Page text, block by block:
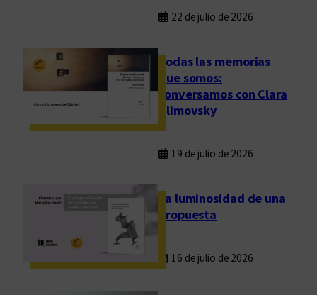
22 de julio de 2026
Todas las memorias
que somos:
conversamos con Clara
Klimovsky
19 de julio de 2026
La luminosidad de una
propuesta
16 de julio de 2026